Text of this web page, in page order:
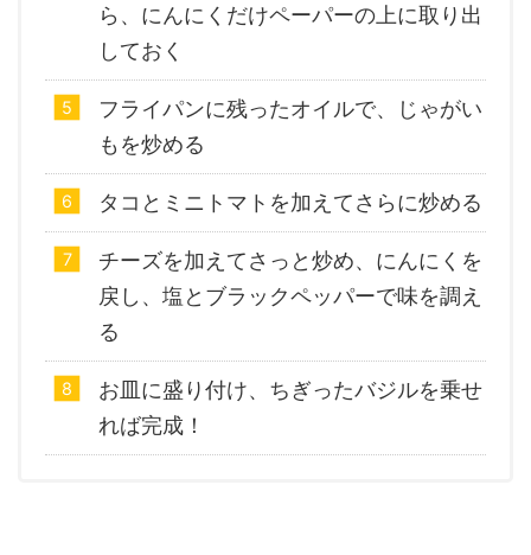
ら、にんにくだけペーパーの上に取り出
しておく
フライパンに残ったオイルで、じゃがい
もを炒める
タコとミニトマトを加えてさらに炒める
チーズを加えてさっと炒め、にんにくを
戻し、塩とブラックペッパーで味を調え
る
お皿に盛り付け、ちぎったバジルを乗せ
れば完成！